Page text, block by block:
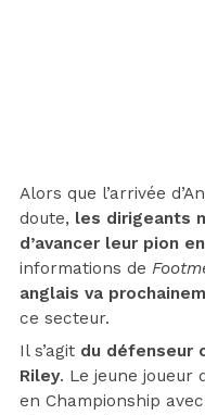
Alors que l’arrivée
doute, les dirigeants
d’avancer leur pion
informations de
anglais va
ce secteur.
Il s’agit du défenseur
Riley. Le jeune joueur
en Championship